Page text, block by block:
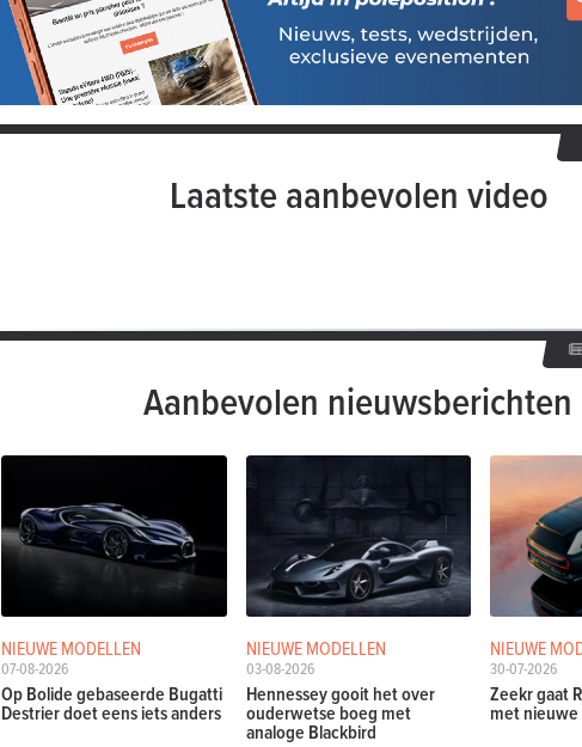
Laatste aanbevolen video
Aanbevolen nieuwsberichten
NIEUWE MODELLEN
07-08-2026
Op Bolide gebaseerde Bugatti
Destrier doet eens iets anders
NIEUWE MODELLEN
03-08-2026
Hennessey gooit het over
ouderwetse boeg met
analoge Blackbird
NIEUWE
30-07-2026
Zeekr gaat
met